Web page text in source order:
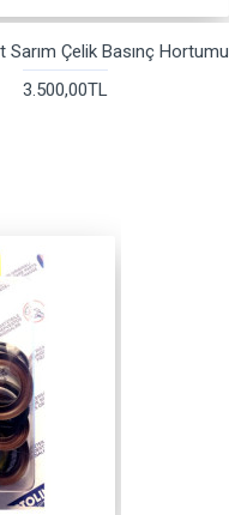
Çelik Basınç Hortumu
3.500,00TL